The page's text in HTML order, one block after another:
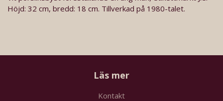
Höjd: 32 cm, bredd: 18 cm. Tillverkad på 1980-talet.
Läs mer
Kontakt